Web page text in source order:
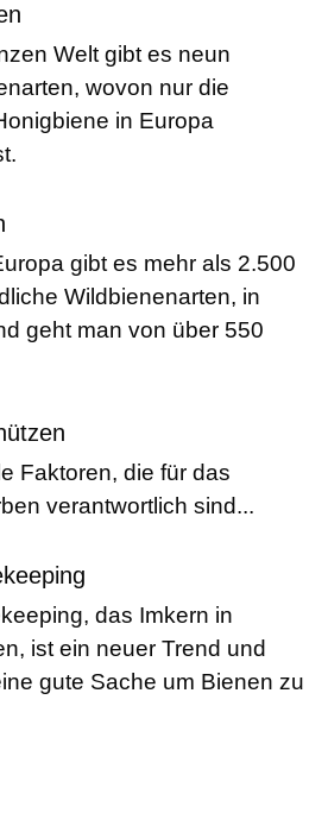
Welt gibt es neun
wovon nur die
in Europa
gibt es mehr als 2.500
Wildbienenarten, in
geht man von über 550
Faktoren, die für das
verantwortlich sind...
das Imkern in
ist ein neuer Trend und
gute Sache um Bienen zu